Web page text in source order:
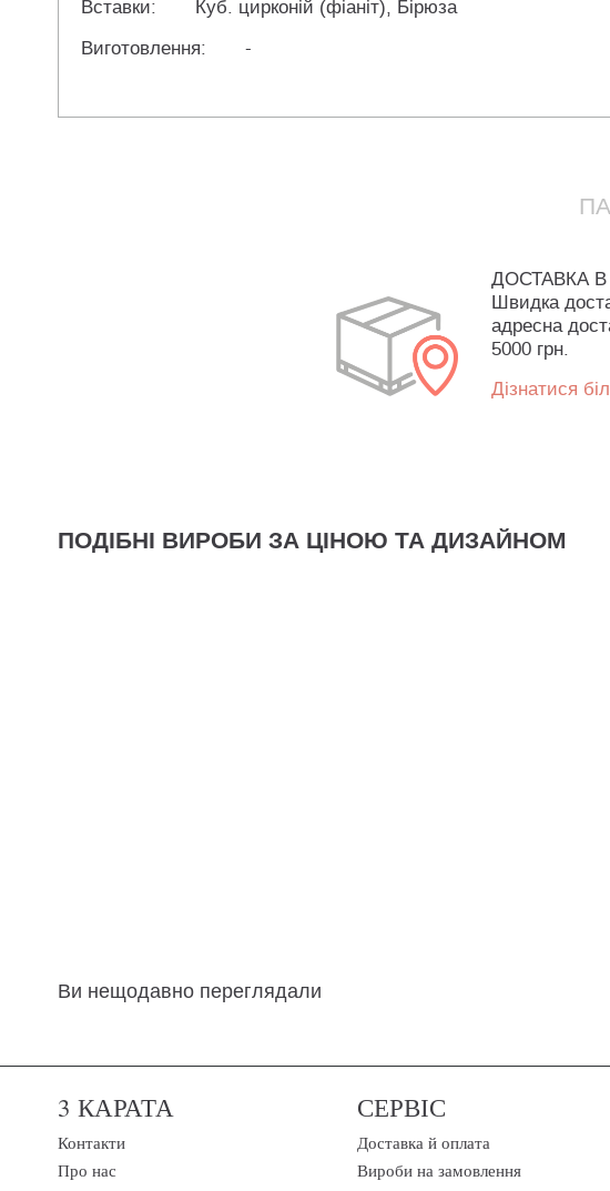
Вставки:
Куб. цирконій (фіаніт), Бірюза
Виготовлення:
-
ДОСТАВКА В
Швидка
адресна
5000 грн.
Дізнатися
ПОДІБНІ ВИРОБИ ЗА ЦІНОЮ ТА ДИЗАЙНОМ
Ви нещодавно переглядали
3 КАРАТА
Контакти
Про нас
СЕРВІС
Доставка й оплата
Вироби на замовлення